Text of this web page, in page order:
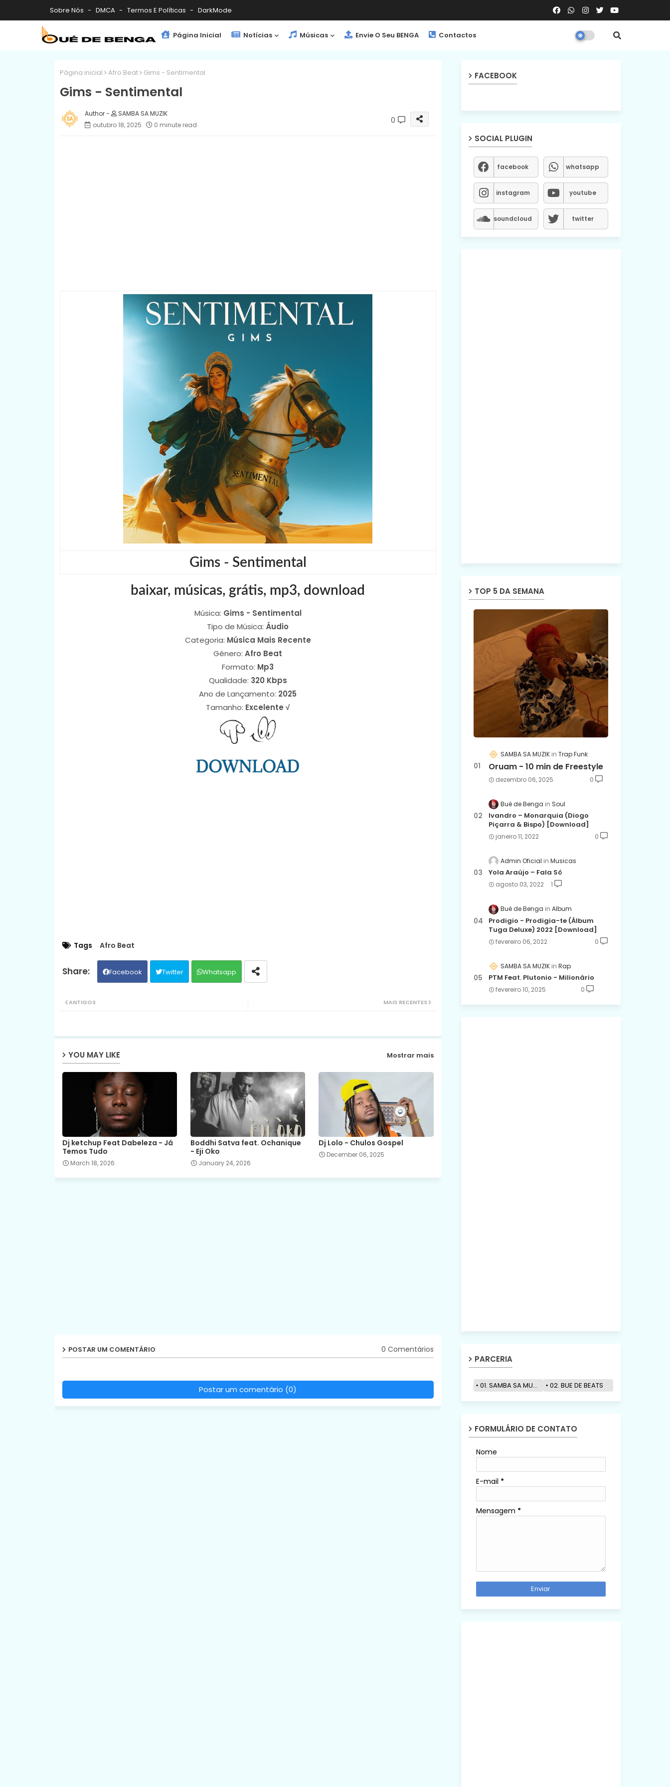
Sobre Nós DMCA Termos E Políticas DarkMode
Página Inicial Notícias Músicas Envie O Seu BENGA Contactos
Página inicial Afro Beat Gims - Sentimental
Gims - Sentimental
SAMBA SA MUZIK
outubro 18, 2025
0 minute read 0
Gims - Sentimental
baixar, músicas, grátis, mp3, download
Música: Gims - Sentimental
Tipo de Música: Áudio
Categoria: Música Mais Recente
Género: Afro Beat
Formato: Mp3
Qualidade: 320 Kbps
Ano de Lançamento: 2025
Tamanho: Excelente √
Tags Afro Beat
Facebook Twitter Whatsapp
MAIS RECENTES
ANTIGOS
YOU MAY LIKE Mostrar mais
Dj ketchup Feat Dabeleza - Já
Temos Tudo
March 18, 2026
Boddhi Satva feat. Ochanique
- Eji Oko
January 24, 2026
Dj Lolo - Chulos Gospel
December 06, 2025
POSTAR UM COMENTÁRIO 0 Comentários
Postar um comentário (0)
FACEBOOK
SOCIAL PLUGIN
facebook whatsapp
instagram youtube
soundcloud twitter
TOP 5 DA SEMANA
SAMBA SA MUZIK Trap Funk
Oruam - 10 min de Freestyle
dezembro 06, 2025 0
Bué de Benga Soul
Ivandro – Monarquia (Diogo
Piçarra & Bispo) [Download]
janeiro 11, 2022 0
Admin Oficial Musicas
Yola Araújo – Fala Só
agosto 03, 2022 1
Bué de Benga Album
Prodigio - Prodigia-te (Álbum
Tuga Deluxe) 2022 [Download]
fevereiro 06, 2022 0
SAMBA SA MUZIK Rap
PTM Feat. Plutonio - Milionário
fevereiro 10, 2025 0
PARCERIA
01. SAMBA SA MUZIK 02. BUE DE BEATS
FORMULÁRIO DE CONTATO
Nome
E-mail *
Mensagem *